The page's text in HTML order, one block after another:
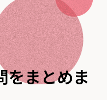
をまとめま